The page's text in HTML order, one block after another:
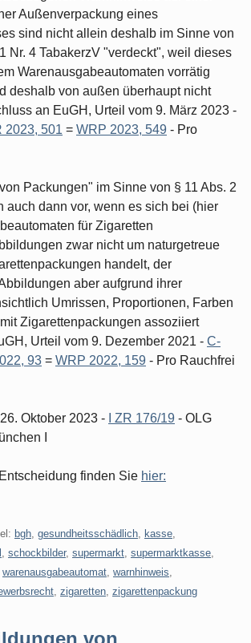
Außenverpackung eines
sind nicht allein deshalb im Sinne von
Nr. 4 TabakerzV "verdeckt", weil dieses
Warenausgabeautomaten vorrätig
deshalb von außen überhaupt nicht
an EuGH, Urteil vom 9. März 2023 -
2023, 501 = WRP 2023, 549 - Pro
Packungen" im Sinne von § 11 Abs. 2
auch dann vor, wenn es sich bei (hier
für Zigaretten
zwar nicht um naturgetreue
handelt, der
aber aufgrund ihrer
Umrissen, Proportionen, Farben
Zigarettenpackungen assoziiert
Urteil vom 9. Dezember 2021 - C-
93 = WRP 2022, 159 - Pro Rauchfrei
Oktober 2023 - I ZR 176/19 - OLG
I
finden Sie hier:
bgh gesundheitsschädlich kasse
schockbilder, supermarkt supermarktkasse
warenausgabeautomat warnhinweis
zigaretten zigarettenpackung
von